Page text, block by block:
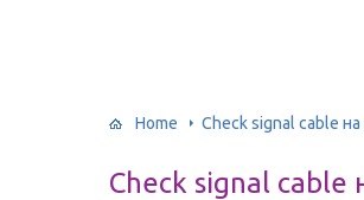
Home Check signal cable
Check signal cable